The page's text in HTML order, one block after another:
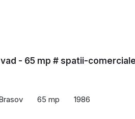
- 65 mp # spatii-
65 mp 1986